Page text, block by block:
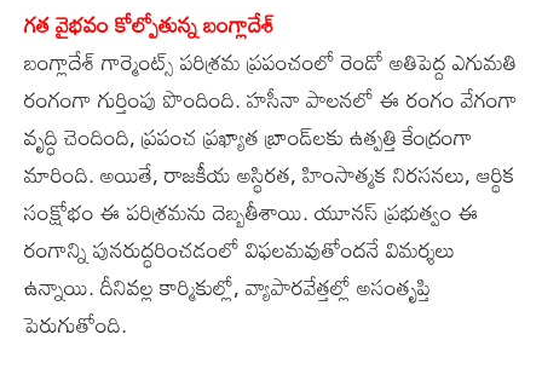
గత వైభవం కోల్పోతున్న బంగ్లాదేశ్‌
బంగ్లాదేశ్‌ గార్మెంట్స్‌ పరిశ్రమ ప్రపంచంలో రెండో అతిపెద్ద ఎగుమతి
రంగంగా గుర్తింపు పొందింది. హసీనా పాలనలో ఈ రంగం వేగంగా
వృద్ధి చెందింది, ప్రపంచ ప్రఖ్యాత బ్రాండ్‌లకు ఉత్పత్తి కేంద్రంగా
మారింది. అయితే, రాజకీయ అస్థిరత, హింసాత్మక నిరసనలు, ఆర్థిక
సంక్షోభం ఈ పరిశ్రమను దెబ్బతీశాయి. యూనస్‌ ప్రభుత్వం ఈ
రంగాన్ని పునరుద్ధరించడంలో విఫలమవుతోందనే విమర్శలు
ఉన్నాయి. దీనివల్ల కార్మికుల్లో, వ్యాపారవేత్తల్లో అసంతృప్తి
పెరుగుతోంది.